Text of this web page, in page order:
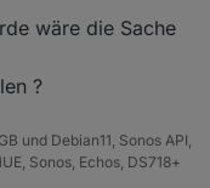
wäre die Sache
?
und Debian11, Sonos API,
Sonos, Echos, DS718+